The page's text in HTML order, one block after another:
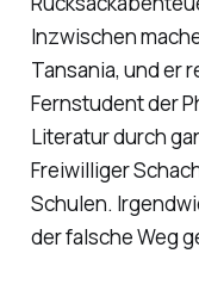
Inzwischen
Tansania, und er
Fernstudent der
Literatur durch
Freiwilliger
Schulen.
der falsche Weg